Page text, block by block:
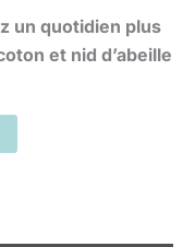
un quotidien plus
et nid d’abeille